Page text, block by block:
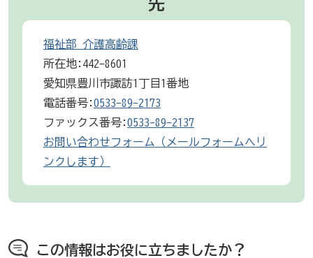
先
福祉部 介護高齢課
所在地:442-8601
愛知県豊川市諏訪1丁目1番地
電話番号:0533-89-2173
ファックス番号:0533-89-2137
お問い合わせフォーム（メールフォームへリ
ンクします）
この情報はお役に立ちましたか？